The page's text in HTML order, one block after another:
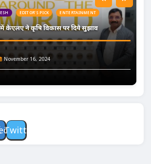
EDITOR'S PICK ENTERTAINMENT
में केएलए ने कृषि विकास पर दिये सुझाव
November 16, 2024
Twitter